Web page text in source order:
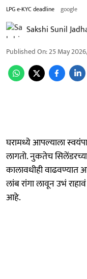
LPG e-KYC deadline google
Sakshi Sunil
Published On:25 May
घरामध्ये आपल्याला
लागतो. नुकतेच
कालावधीही वाढवण्यात
लांब रांगा लावून उभं
आहे.